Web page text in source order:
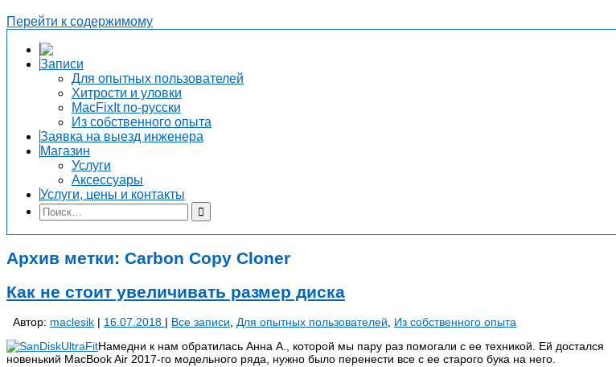
Перейти к содержимому
Записи
Для опытных пользователей
Хитрости и уловки
MacFixIt по-русски
Из собственного опыта
Заявка на выезд инженера
Магазин
Услуги
Аксессуары
Услуги, цены и контакты
Архив метки: Carbon Copy Cloner
Как не стоит увеличивать размер диска
Автор: maclesik | 16.07.2018 | Все записи, Для опытных пользователей, Из собственного опыта
Намедни к нам обратилась Анна А., которой мы пару раз помогали с ее техникой. Ей достался
новенький MacBook Air 2017-го модельного ряда, нужно было перенести все с ее старого бука на него.